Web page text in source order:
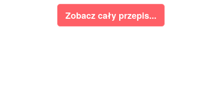
Zobacz cały przepis...